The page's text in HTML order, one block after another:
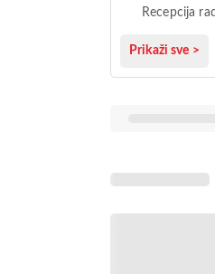
Recepcija
Prikaži sve >